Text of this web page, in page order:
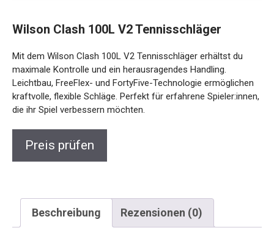
maximale Kontrolle und ein herausragendes Handling.
Leichtbau, FreeFlex- und FortyFive-Technologie
ermöglichen kraftvolle, flexible Schläge. Perfekt für
erfahrene Spieler:innen, die ihr Spiel verbessern möchten.
Beschreibung Rezensionen (0)